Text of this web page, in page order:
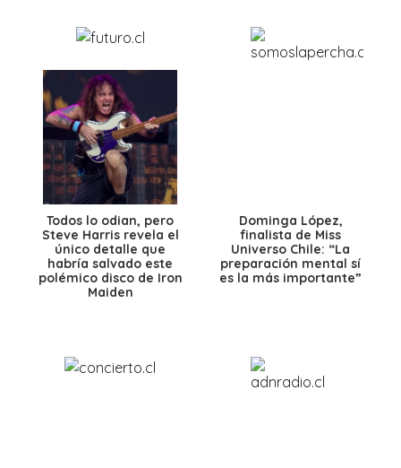
Todos lo odian, pero
Steve Harris revela el
único detalle que
habría salvado este
polémico disco de Iron
Maiden
Dominga López,
finalista de Miss
Universo Chile: “La
preparación mental sí
es la más importante”